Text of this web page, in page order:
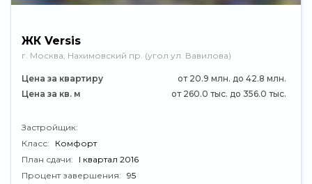
ЖК Versis
г. Москва, Нахимовский пр. (угол ул. Вавилова)
Цена за квартиру
от 20.9 млн. до 42.8 млн.
Цена за кв. м
от 260.0 тыс. до 356.0 тыс.
Застройщик:
Класс:
Комфорт
План сдачи:
I квартал 2016
Процент завершения: 95